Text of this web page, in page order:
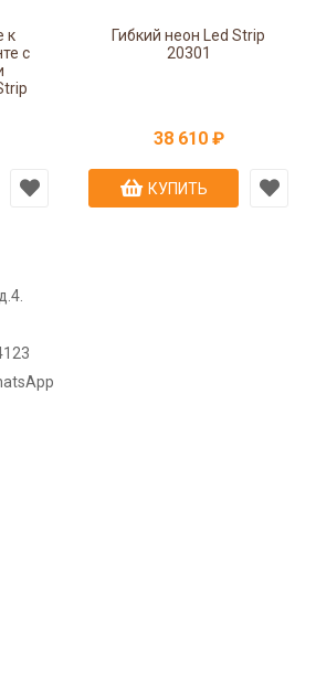
к
с
Гибкий неон Led Strip
20301
38 610 ₽
КУПИТЬ